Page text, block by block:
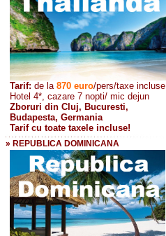
Tarif: de la 870 euro/pers/taxe incluse
Hotel 4*, cazare 7 nopti/ mic dejun
Zboruri din Cluj, Bucuresti,
Budapesta, Germania
Tarif cu toate taxele incluse!
» REPUBLICA DOMINICANA